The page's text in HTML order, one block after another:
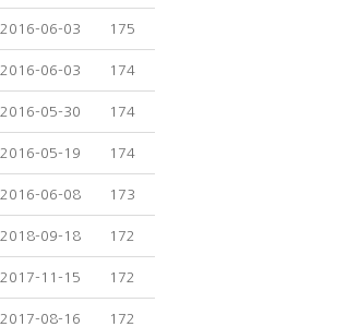
2016-06-03 175
2016-06-03 174
2016-05-30 174
2016-05-19 174
2016-06-08 173
2018-09-18 172
2017-11-15 172
2017-08-16 172